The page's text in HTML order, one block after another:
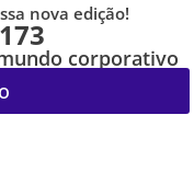
vivendo com a
laboratório de
e
nova edição!
corporativo